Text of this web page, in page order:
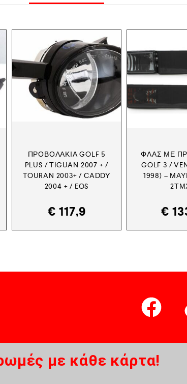
ΠΡΟΒΟΛΆΚΙΑ GOLF 5
PLUS / TIGUAN 2007 + /
TOURAN 2003+ / CADDY
2004 + / EOS
€ 117,9
ΦΛΑΣ ΜΕ
GOLF 3 /
1998) –
€
με κάθε κάρτα!